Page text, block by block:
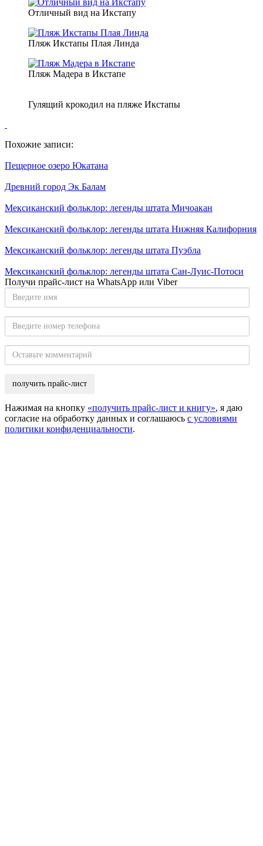
Отличный вид на Икстапу
Пляж Икстапы Плая Линда
Пляж Мадера в Икстапе
Гулящий крокодил на пляже Икстапы
Похожие записи:
Пещерное озеро Юкатана
Древний город Эк Балам
Мексиканский фольклор: легенды штата Мичоакан
Мексиканский фольклор: легенды штата Нижняя Калифорния
Мексиканский фольклор: легенды штата Пуэбла
Мексиканский фольклор: легенды штата Сан-Луис-Потоси
Получи прайс-лист на WhatsApp или Viber
Введите
имя
Введите
номер
Оставьте
комментарий
Нажимая на кнопку «получить прайс-лист и книгу», я даю
согласие на обработку данных и соглашаюсь с условиями
политики конфиденциальности.